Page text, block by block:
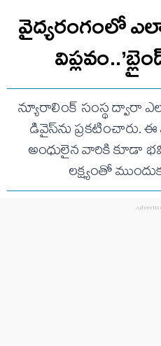
వైద్యరంగంలో
న్యూరాలింక్ సంస్థ ద్వారా
డివైస్‌ను ప్రకటించారు.
అంధులైన వారికి కూడా
లక్ష్యంతో